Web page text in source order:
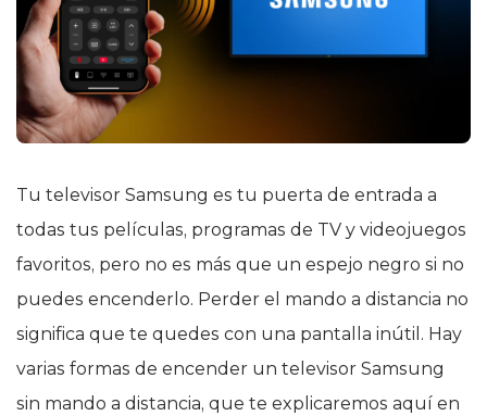
Tu televisor Samsung es tu puerta de entrada a
todas tus películas, programas de TV y videojuegos
favoritos, pero no es más que un espejo negro si no
puedes encenderlo. Perder el mando a distancia no
significa que te quedes con una pantalla inútil. Hay
varias formas de encender un televisor Samsung
sin mando a distancia, que te explicaremos aquí en